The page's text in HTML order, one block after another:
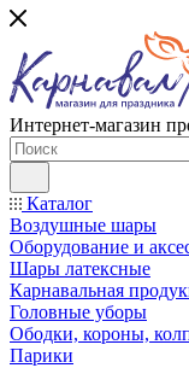
Интернет-магазин
Каталог
Воздушные шары
Оборудование и
Шары латексные
Карнавальная
Головные уборы
Ободки, короны,
Парики